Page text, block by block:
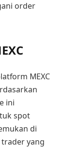
order
MEXC
ini
spot
di
yang